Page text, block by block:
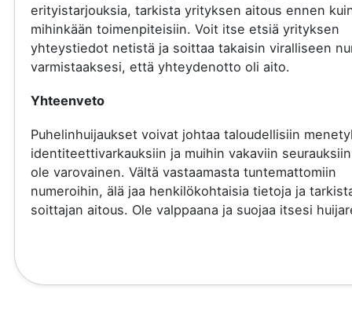
erityistarjouksia, tarkista yrityksen aitous ennen
mihinkään toimenpiteisiin. Voit itse etsiä yrityksen
yhteystiedot netistä ja soittaa takaisin viralliseen
varmistaaksesi, että yhteydenotto oli aito.
Yhteenveto
Puhelinhuijaukset voivat johtaa taloudellisiin
identiteettivarkauksiin ja muihin vakaviin
ole varovainen. Vältä vastaamasta tuntemattomiin
numeroihin, älä jaa henkilökohtaisia tietoja ja
soittajan aitous. Ole valppaana ja suojaa itsesi